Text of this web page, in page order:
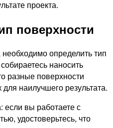
проекта.
поверхности
определить тип
наносить
разные поверхности
наилучшего результата.
если вы работаете с
удостоверьтесь, что